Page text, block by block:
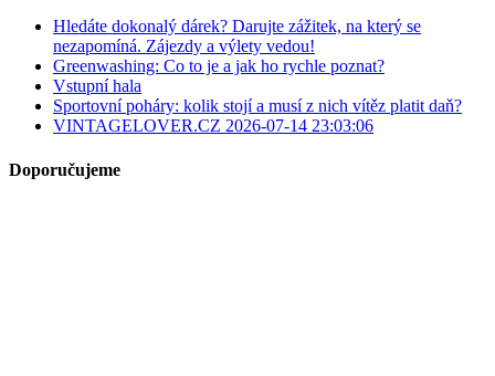
Hledáte dokonalý dárek? Darujte zážitek, na který se
nezapomíná. Zájezdy a výlety vedou!
Greenwashing: Co to je a jak ho rychle poznat?
Vstupní hala
Sportovní poháry: kolik stojí a musí z nich vítěz platit daň?
VINTAGELOVER.CZ 2026-07-14 23:03:06
Doporučujeme